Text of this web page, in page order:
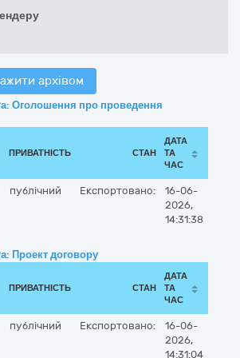
архівом
Оголошення про проведення
ПРИВАТНІСТЬ СТАН
ДАТА
ТА
ЧАС
публічний Експортовано:
16-06-
2026,
14:31:38
Проект договору
ПРИВАТНІСТЬ СТАН
ДАТА
ТА
ЧАС
публічний Експортовано:
16-06-
2026,
14:31:04